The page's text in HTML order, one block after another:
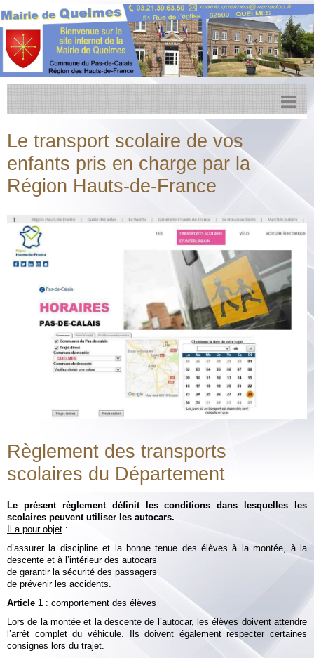
Accueil
Actualités
Facebook
Agenda
CCPL
Urbanisme
Albums
Contact
Le transport scolaire de vos
enfants pris en charge par la
Région Hauts-de-France
Règlement des transports
scolaires du Département
Le présent règlement définit les conditions dans lesquelles les
scolaires peuvent utiliser les autocars.
Il a pour objet :
d’assurer la discipline et la bonne tenue des élèves à la montée, à la
descente et à l’intérieur des autocars
de garantir la sécurité des passagers
de prévenir les accidents.
Article 1 : comportement des élèves
Lors de la montée et la descente de l’autocar, les élèves doivent attendre
l’arrêt complet du véhicule. Ils doivent également respecter certaines
consignes lors du trajet.